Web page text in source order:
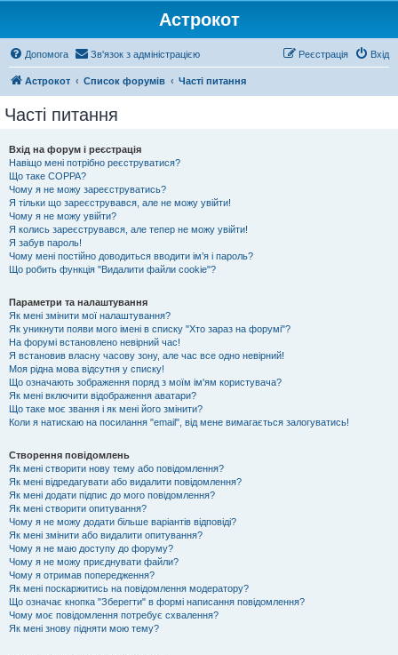
Астрокот
Допомога Зв'язок з адміністрацією Вхід
Реєстрація
Астрокот Список форумів Часті питання
Часті питання
Вхід на форум і реєстрація
Навіщо мені потрібно реєструватися?
Що таке COPPA?
Чому я не можу зареєструватись?
Я тільки що зареєструвався, але не можу увійти!
Чому я не можу увійти?
Я колись зареєструвався, але тепер не можу увійти!
Я забув пароль!
Чому мені постійно доводиться вводити ім’я і пароль?
Що робить функція "Видалити файли cookie"?
Параметри та налаштування
Як мені змінити мої налаштування?
Як уникнути появи мого імені в списку "Хто зараз на форумі"?
На форумі встановлено невірний час!
Я встановив власну часову зону, але час все одно невірний!
Моя рідна мова відсутня у списку!
Що означають зображення поряд з моїм ім'ям користувача?
Як мені включити відображення аватари?
Що таке моє звання і як мені його змінити?
Коли я натискаю на посилання "email", від мене вимагається залогуватись!
Створення повідомлень
Як мені створити нову тему або повідомлення?
Як мені відредагувати або видалити повідомлення?
Як мені додати підпис до мого повідомлення?
Як мені створити опитування?
Чому я не можу додати більше варіантів відповіді?
Як мені змінити або видалити опитування?
Чому я не маю доступу до форуму?
Чому я не можу приєднувати файли?
Чому я отримав попередження?
Як мені поскаржитись на повідомлення модератору?
Що означає кнопка "Зберегти" в формі написання повідомлення?
Чому моє повідомлення потребує схвалення?
Як мені знову підняти мою тему?